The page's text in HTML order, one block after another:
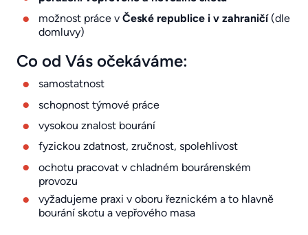
možnost práce v České republice i v zahraničí (dle
domluvy)
Co od Vás očekáváme:
samostatnost
schopnost týmové práce
vysokou znalost bourání
fyzickou zdatnost, zručnost, spolehlivost
ochotu pracovat v chladném bourárenském
provozu
vyžadujeme praxi v oboru řeznickém a to hlavně
bourání skotu a vepřového masa